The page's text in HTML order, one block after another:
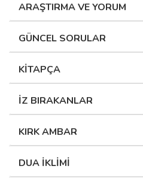
ARAŞTIRMA VE YORUM
GÜNCEL SORULAR
KİTAPÇA
İZ BIRAKANLAR
KIRK AMBAR
DUA İKLİMİ